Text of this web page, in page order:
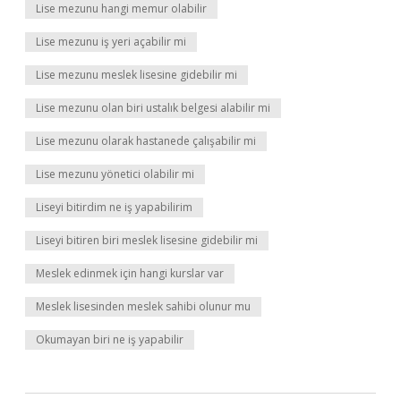
Lise mezunu hangi memur olabilir
Lise mezunu iş yeri açabilir mi
Lise mezunu meslek lisesine gidebilir mi
Lise mezunu olan biri ustalık belgesi alabilir mi
Lise mezunu olarak hastanede çalışabilir mi
Lise mezunu yönetici olabilir mi
Liseyi bitirdim ne iş yapabilirim
Liseyi bitiren biri meslek lisesine gidebilir mi
Meslek edinmek için hangi kurslar var
Meslek lisesinden meslek sahibi olunur mu
Okumayan biri ne iş yapabilir